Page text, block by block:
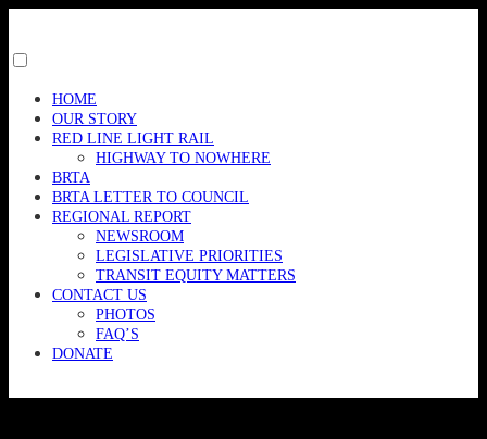
content
menu
visibility.
HOME
OUR STORY
RED LINE LIGHT RAIL
HIGHWAY TO NOWHERE
BRTA
BRTA LETTER TO COUNCIL
REGIONAL REPORT
NEWSROOM
LEGISLATIVE PRIORITIES
TRANSIT EQUITY MATTERS
CONTACT US
PHOTOS
FAQ’S
DONATE